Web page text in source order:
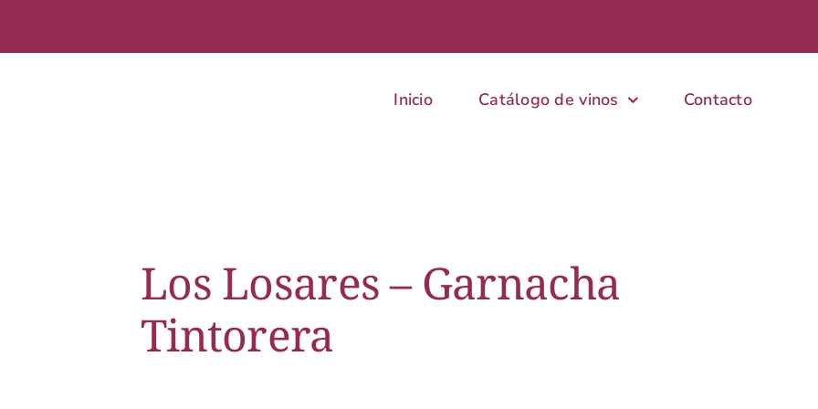
Inicio Catálogo de vinos Contacto
Los Losares – Garnacha
Tintorera